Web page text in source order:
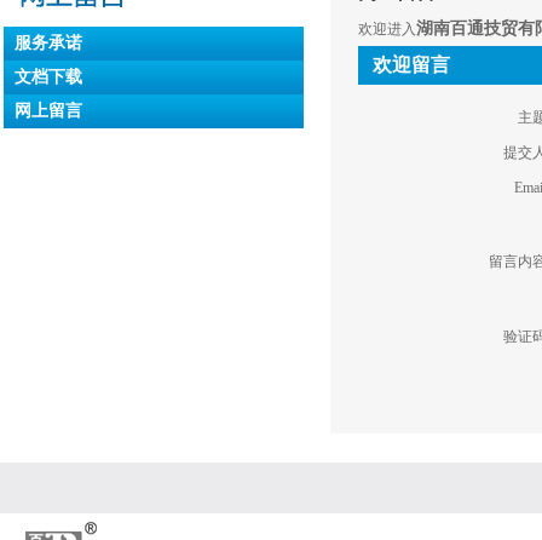
服务承诺
文档下载
网上留言
欢迎进入湖南百通技贸有
欢迎留言
主
提交
留言内
验证